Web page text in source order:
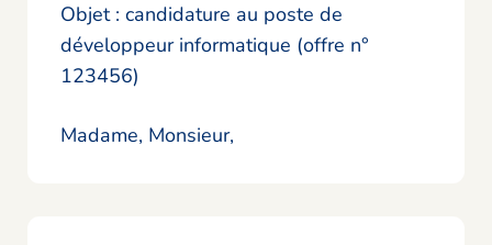
Objet : candidature au poste de
développeur informatique (offre n°
123456)
Madame, Monsieur,